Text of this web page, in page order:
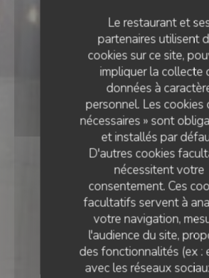
Le restaurant et
partenaires utilisent
cookies sur ce site,
impliquer la collecte
données à
personnel. Les cookies
nécessaires » sont
et installés par
D'autres cookies
nécessitent votre
consentement. Ces
facultatifs servent à
votre navigation,
l'audience du site,
des fonctionnalités (ex :
avec les réseaux